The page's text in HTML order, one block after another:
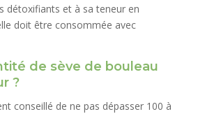
détoxifiants et à sa teneur en
doit être consommée avec
de sève de bouleau
?
conseillé de ne pas dépasser 100 à